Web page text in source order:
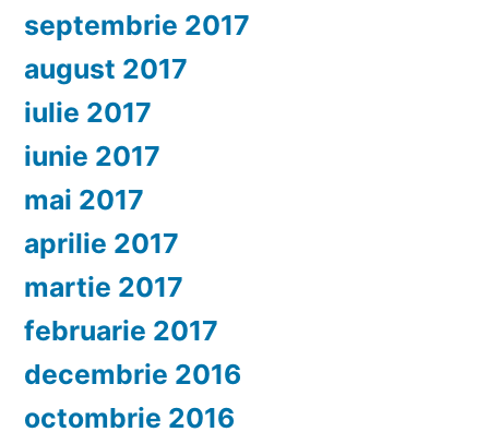
septembrie 2017
august 2017
iulie 2017
iunie 2017
mai 2017
aprilie 2017
martie 2017
februarie 2017
decembrie 2016
octombrie 2016